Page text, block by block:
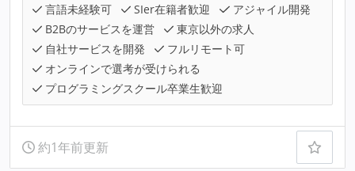
言語未経験可
SIer在籍者歓迎
アジャイル開発
B2Bのサービスを運営
東京以外の求人
自社サービスを開発
フルリモート可
オンラインで選考が受けられる
プログラミングスクール卒業生歓迎
約1年前更新